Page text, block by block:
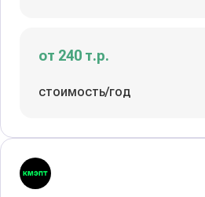
от 240 т.р.
стоимость/год